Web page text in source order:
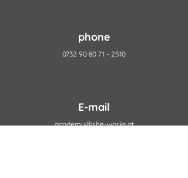
phone
0732 90 80 71 - 2510
E-mail
academy@she-works.at